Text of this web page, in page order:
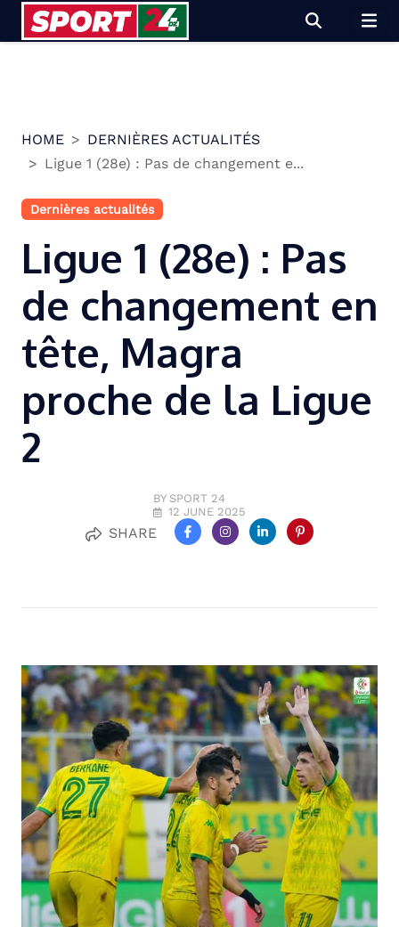
HOME
DERNIÈRES ACTUALITÉS
Ligue 1 (28e) : Pas de changement e...
Dernières actualités
Ligue 1 (28e) : Pas
de changement en
tête, Magra
proche de la Ligue
2
BY SPORT 24
12 JUNE 2025
SHARE